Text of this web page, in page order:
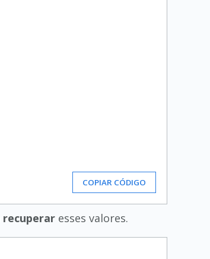
COPIAR CÓDIGO
recuperar esses valores.